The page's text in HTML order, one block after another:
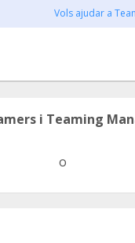
Vols ajudar a
i Teaming
o